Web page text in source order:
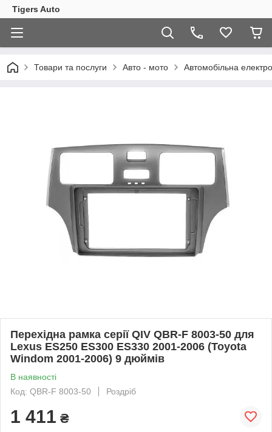
Tigers Auto
Товари та послуги Авто - мото Автомобільна
Перехідна рамка серії QIV QBR-F 8003-50 для
Lexus ES250 ES300 ES330 2001-2006 (Toyota
Windom 2001-2006) 9 дюймів
В наявності
Код: QBR-F 8003-50
Роздріб
1 411 ₴